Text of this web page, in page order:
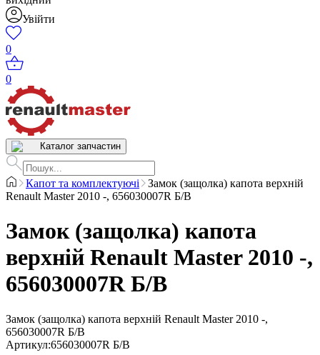
Увійти
0
0
Каталог запчастин
Капот та комплектуючі
Замок (защолка) капота верхній
Renault Master 2010 -, 656030007R Б/В
Замок (защолка) капота
верхній Renault Master 2010 -,
656030007R Б/В
Замок (защолка) капота верхній Renault Master 2010 -,
656030007R Б/В
Артикул:656030007R Б/В